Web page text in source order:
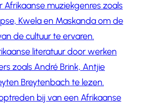
Afrikaanse muziekgenres zoals
Kwela en Maskanda om de
de cultuur te ervaren.
literatuur door werken
zoals André Brink, Antjie
Breytenbach te lezen.
bij van een Afrikaanse